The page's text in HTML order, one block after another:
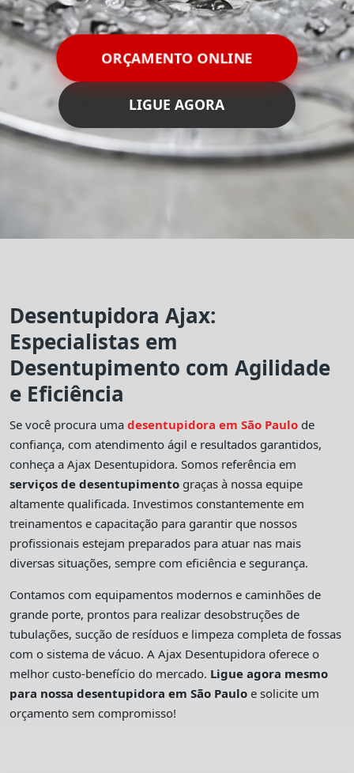
ORÇAMENTO ONLINE
LIGUE AGORA
Desentupidora Ajax:
Especialistas em
Desentupimento com Agilidade
e Eficiência
Se você procura umadesentupidora em São Paulo de
confiança, com atendimento ágil e resultados garantidos,
conheça a Ajax Desentupidora. Somos referência em
serviços de desentupimento graças à nossa equipe
altamente qualificada. Investimos constantemente em
treinamentos e capacitação para garantir que nossos
profissionais estejam preparados para atuar nas mais
diversas situações, sempre com eficiência e segurança.
Contamos com equipamentos modernos e caminhões de
grande porte, prontos para realizar desobstruções de
tubulações, sucção de resíduos e limpeza completa de fossas
com o sistema de vácuo. A Ajax Desentupidora oferece o
melhor custo-benefício do mercado. Ligue agora mesmo
para nossa desentupidora em São Paulo e solicite um
orçamento sem compromisso!